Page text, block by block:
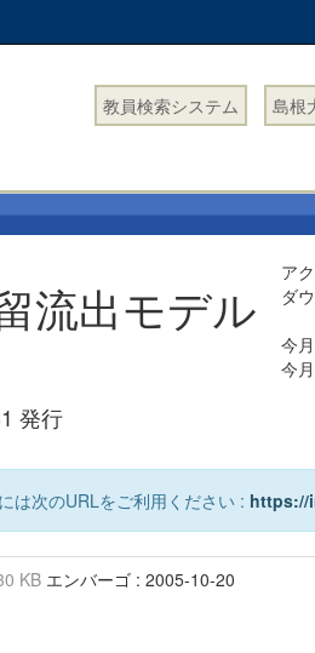
教員検索システム 島根
流出モデル
発行
ア
ダ
今
今
は次のURLをご利用ください : https://
KB エンバーゴ : 2005-10-20